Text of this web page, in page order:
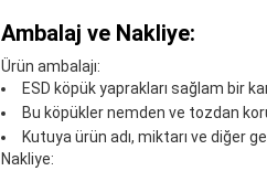
Ambalaj ve Nakliye:
Ürün ambalajı:
ESD köpük yaprakları sağlam bir
Bu köpükler nemden ve tozdan
Kutuya ürün adı, miktarı ve diğer
Nakliye: